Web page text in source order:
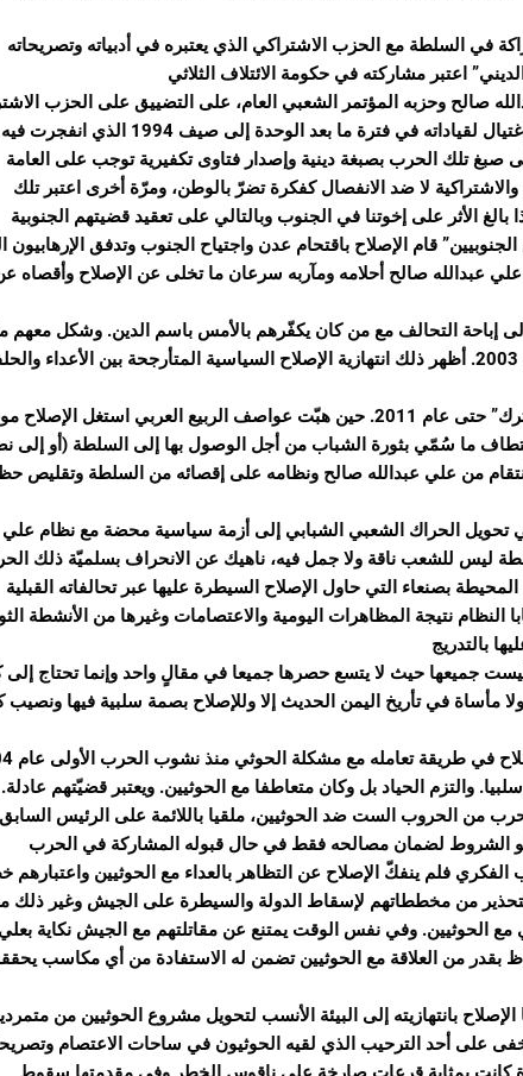
في السلطة مع الحزب الاشتراكي الذي يعتبره في أدبياته وتصريحاته
صالح وحزبه المؤتمر الشعبي العام، على التضييق على الحزب
بل واشترك في الكثير من عمليات اغتيال لقياداته في فترة ما بعد الوحدة إلى صيف 1994 الذي انفجرت فيه
صبغ تلك الحرب بصبغة دينية وإصدار فتاوى تكفيرية توجب على العامة
لا ضد الانفصال كفكرة تضرّ بالوطن، ومرّة أخرى اعتبر تلك
قام الإصلاح باقتحام عدن واجتياح الجنوب وتدفق الإرهابيون
عبدالله صالح أحلامه ومآربه سرعان ما تخلى عن الإصلاح وأقصاه
إباحة التحالف مع من كان يكفّرهم بالأمس باسم الدين. وشكل معهم
عرف لاحقا بـ”اللقاء المشترك” عام 2003. أظهر ذلك انتهازية الإصلاح السياسية المتأرجحة بين الأعداء
بقي الإصلاح في مربع “اللقاء المشترك” حتى عام 2011. حين هبّت عواصف الربيع العربي استغل
ما سُمّي بثورة الشباب من أجل الوصول بها إلى السلطة (أو إلى
من علي عبدالله صالح ونظامه على إقصائه من السلطة وتقليص
في تحويل الحراك الشعبي الشبابي إلى أزمة سياسية محضة مع نظام علي
ليس للشعب ناقة ولا جمل فيه، ناهيك عن الانحراف بسلميّة ذلك
بصنعاء التي حاول الإصلاح السيطرة عليها عبر تحالفاته القبلية
النظام نتيجة المظاهرات اليومية والاعتصامات وغيرها من الأنشطة
جميعها حيث لا يتسع حصرها جميعا في مقالٍ واحد وإنما تحتاج إلى
مأساة في تأريخ اليمن الحديث إلا وللإصلاح بصمة سلبية فيها ونصيب
والتزم الحياد بل وكان متعاطفا مع الحوثيين. ويعتبر قضيّتهم عادلة.
من الحروب الست ضد الحوثيين، ملقيا باللائمة على الرئيس السابق
فلم ينفكّ الإصلاح عن التظاهر بالعداء مع الحوثيين واعتبارهم
من مخططاتهم لإسقاط الدولة والسيطرة على الجيش وغير ذلك
الحوثيين. وفي نفس الوقت يمتنع عن مقاتلتهم مع الجيش نكاية بعلي
بقدر من العلاقة مع الحوثيين تضمن له الاستفادة من أي مكاسب
2011 التي حوّلها الإصلاح بانتهازيته إلى البيئة الأنسب لتحويل مشروع الحوثيين من
على أحد الترحيب الذي لقيه الحوثيون في ساحات الاعتصام